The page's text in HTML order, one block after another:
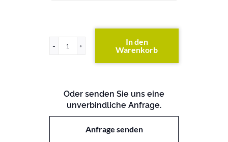
HP
Module
Menge
In den
Warenkorb
Oder senden Sie uns eine
unverbindliche Anfrage.
Anfrage senden